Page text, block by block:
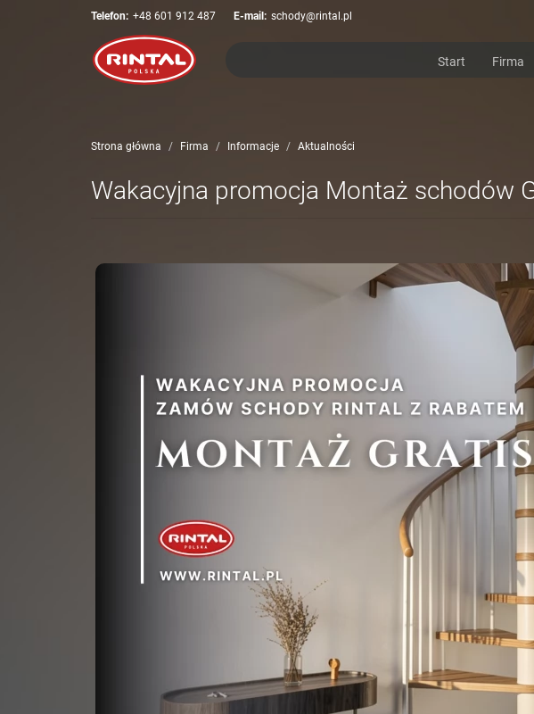
Telefon: +48 601 912 487 E-mail: schody@rintal.pl
Start Firma
Strona główna Firma Informacje Aktualności
Wakacyjna promocja Montaż schodów